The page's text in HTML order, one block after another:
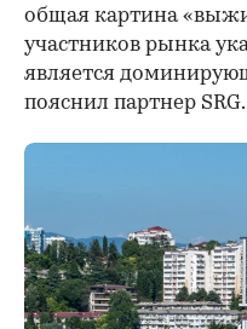
общая картина
участников рынка
является
пояснил партнер SRG.